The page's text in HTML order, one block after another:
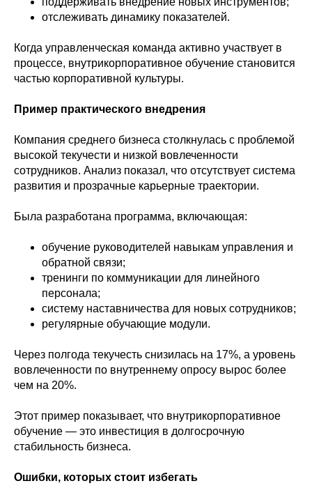
отслеживать динамику показателей.
Когда управленческая команда активно участвует в
процессе, внутрикорпоративное обучение становится
частью корпоративной культуры.
Пример практического внедрения
Компания среднего бизнеса столкнулась с проблемой
высокой текучести и низкой вовлеченности
сотрудников. Анализ показал, что отсутствует система
развития и прозрачные карьерные траектории.
Была разработана программа, включающая:
обучение руководителей навыкам управления и
обратной связи;
тренинги по коммуникации для линейного
персонала;
систему наставничества для новых сотрудников;
регулярные обучающие модули.
Через полгода текучесть снизилась на 17%, а уровень
вовлеченности по внутреннему опросу вырос более
чем на 20%.
Этот пример показывает, что внутрикорпоративное
обучение — это инвестиция в долгосрочную
стабильность бизнеса.
Ошибки, которых стоит избегать